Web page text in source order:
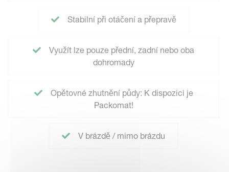
Stabilní při otáčení a přepravě
Využít lze pouze přední, zadní nebo oba
dohromady
Opětovné zhutnění půdy: K dispozici je
Packomat!
V brázdě / mimo brázdu